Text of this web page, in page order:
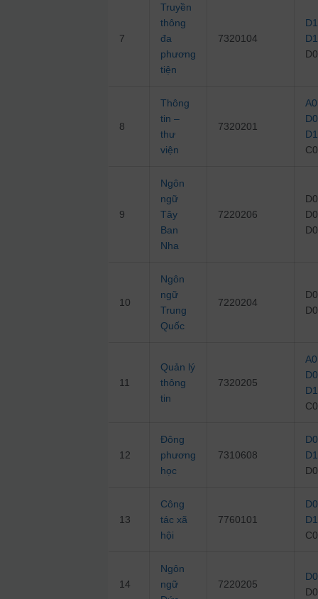
7
Truyền
thông
đa
phương
tiện
7320104
8
Thông
tin –
thư
viện
7320201
9
Ngôn
ngữ
Tây
Ban
Nha
7220206
10
Ngôn
ngữ
Trung
Quốc
7220204
11
Quản lý
thông
tin
7320205
12
Đông
phương
học
7310608
13
Công
tác xã
hội
7760101
14
Ngôn
ngữ
7220205